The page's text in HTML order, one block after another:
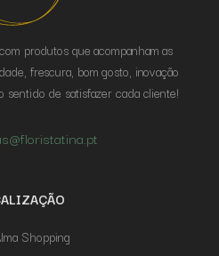
produtos que acompanham as
frescura, bom gosto, inovação
sentido de satisfazer cada cliente!
Shopping